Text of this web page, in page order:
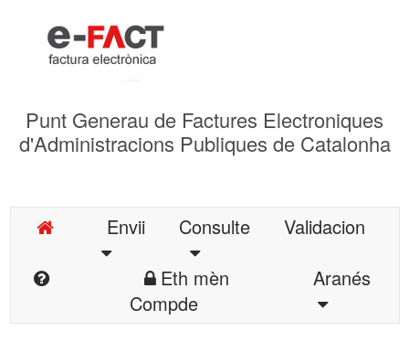
Punt Generau de Factures Electroniques
d'Administracions Publiques de Catalonha
Envii Consulte
Validacion
Eth mèn
Compde
Aranés